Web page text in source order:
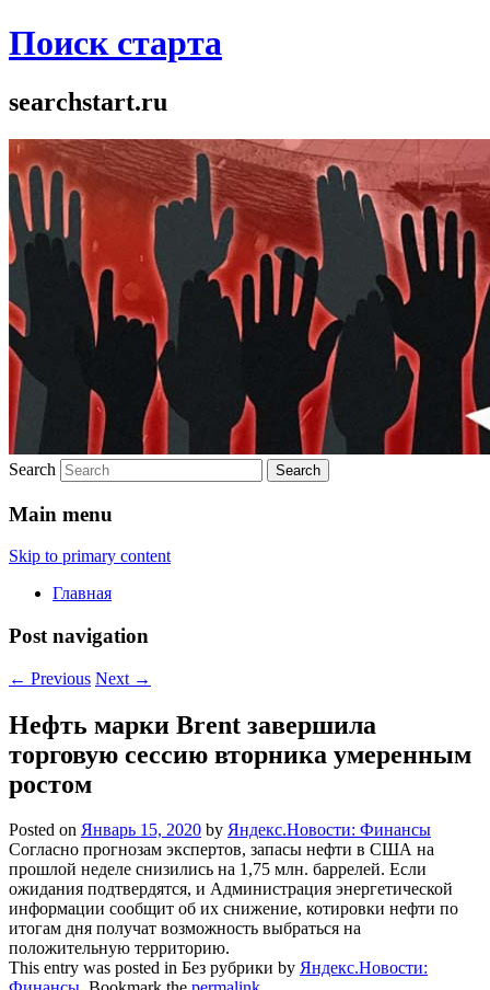
Поиск старта
searchstart.ru
Search
Main menu
Skip to primary content
Главная
Post navigation
← Previous Next →
Нефть марки Brent завершила
торговую сессию вторника умеренным
ростом
Posted on Январь 15, 2020 by Яндекс.Новости: Финансы
Согласно прогнозам экспертов, запасы нефти в США на
прошлой неделе снизились на 1,75 млн. баррелей. Если
ожидания подтвердятся, и Администрация энергетической
информации сообщит об их снижение, котировки нефти по
итогам дня получат возможность выбраться на
положительную территорию.
This entry was posted in Без рубрики by Яндекс.Новости: